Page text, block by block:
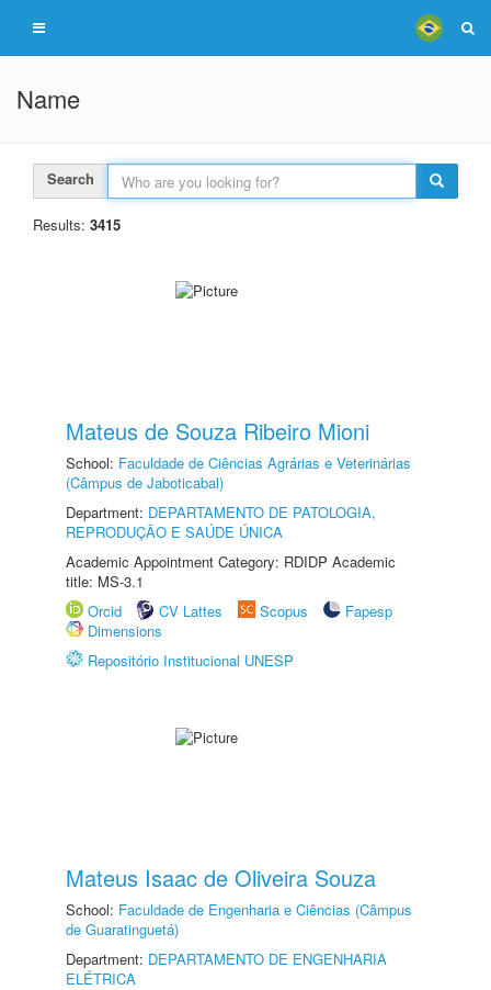
Name
Search
Results: 3415
Mateus de Souza Ribeiro Mioni
School: Faculdade de Ciências Agrárias e Veterinárias
(Câmpus de Jaboticabal)
Department: DEPARTAMENTO DE PATOLOGIA,
REPRODUÇÃO E SAÚDE ÚNICA
Academic Appointment Category: RDIDP Academic
title: MS-3.1
Orcid
CV Lattes Scopus
Fapesp
Dimensions
Repositório Institucional UNESP
Mateus Isaac de Oliveira Souza
School: Faculdade de Engenharia e Ciências (Câmpus
de Guaratinguetá)
Department: DEPARTAMENTO DE ENGENHARIA
ELÉTRICA